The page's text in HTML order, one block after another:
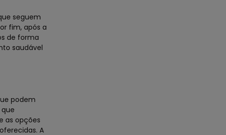
seguem
fim, após a
de forma
saudável
podem
as opções
A